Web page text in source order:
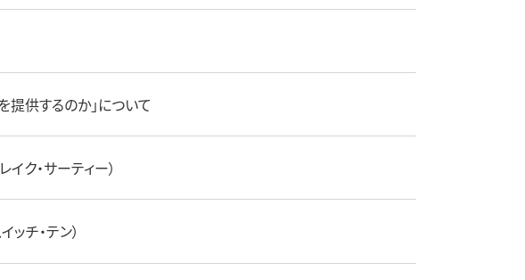
提供するのか」について
ク・サーティー）
チ・テン）